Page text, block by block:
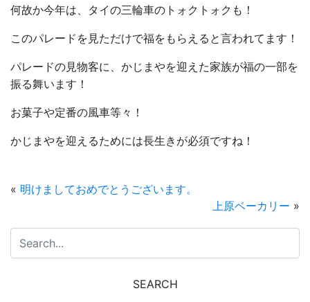
何故か今年は、タイの三輪車のトォクトォクも！
このパレードを見ただけで福をもらえると言われてます！
パレードの見物客に、かじまやを迎えた家族が福の一部を
振る舞います！
お菓子や定番の風車等々！
かじまやを迎えるためには長生きが必須ですね！
« 明けましておめでとうございます。
上原ベーカリー »